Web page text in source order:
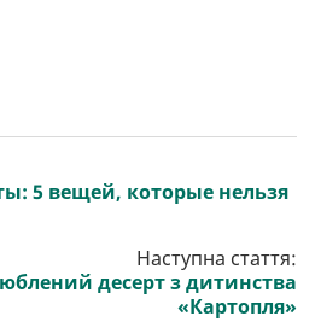
5 вещей, которые нельзя
Наступна стаття:
десерт з дитинства
«Картопля»